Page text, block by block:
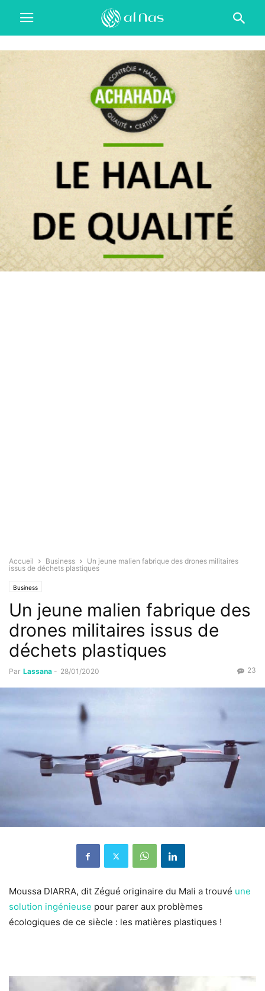
Accueil Business
Un jeune malien fabrique des drones militaires
issus de déchets plastiques
Business
Un jeune malien fabrique des
drones militaires issus de
déchets plastiques
Par Lassana - 28/01/2020 23
Moussa DIARRA, dit Zégué originaire du Mali a trouvé une
solution ingénieuse pour parer aux problèmes
écologiques de ce siècle : les matières plastiques !